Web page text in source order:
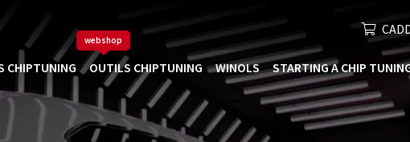
CHIPTUNING OUTILS CHIPTUNING
webshop
WINOLS STARTING A CHIP